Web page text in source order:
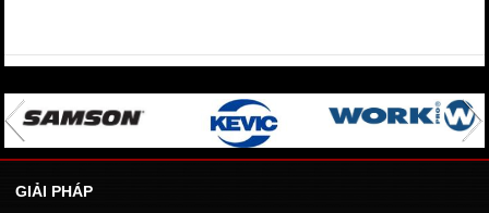
GIẢI PHÁP